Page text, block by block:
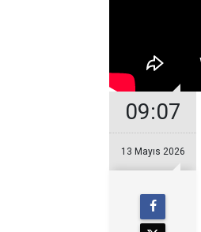
09:07
13 Mayıs 2026